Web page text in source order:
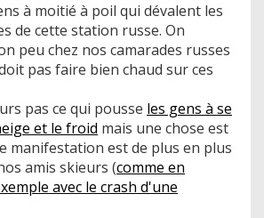
à moitié à poil qui dévalent les
de cette station russe. On
peu chez nos camarades russes
pas faire bien chaud sur ces
pas ce qui pousse les gens à se
et le froid mais une chose est
manifestation est de plus en plus
amis skieurs (comme en
avec le crash d'une